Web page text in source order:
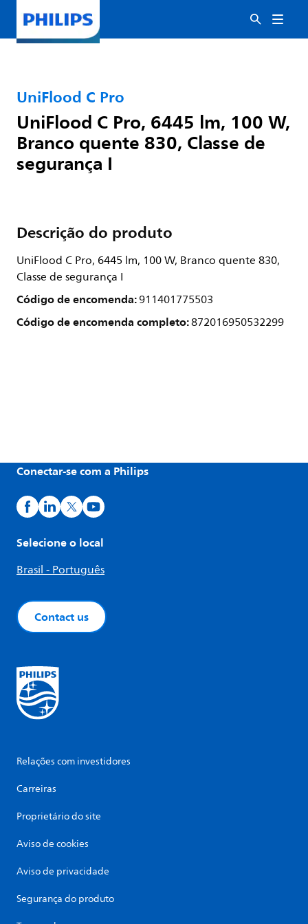
UniFlood C Pro
UniFlood C Pro, 6445 lm, 100 W,
Branco quente 830, Classe de
segurança I
Descrição do produto
UniFlood C Pro, 6445 lm, 100 W, Branco quente 830,
Classe de segurança I
Código de encomenda:911401775503
Código de encomenda completo:872016950532299
Conectar-se com a Philips
Selecione o local
Brasil - Português
Contact us
Relações com investidores
Carreiras
Proprietário do site
Aviso de cookies
Aviso de privacidade
Segurança do produto